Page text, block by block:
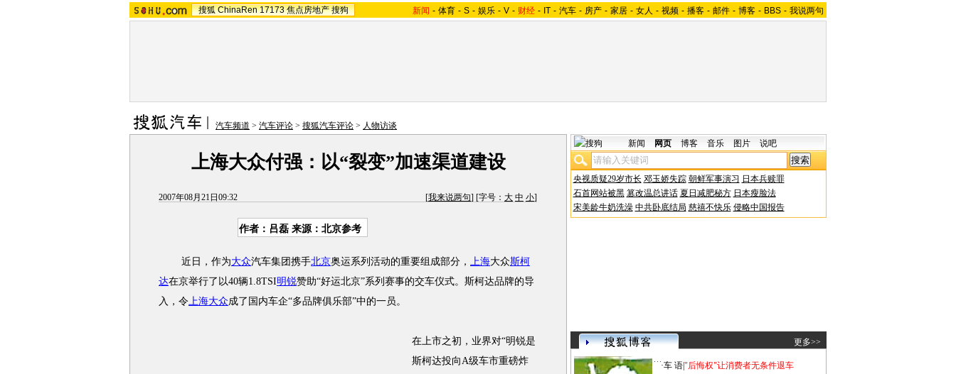
搜狐 ChinaRen 17173 焦点房地产 搜狗 新闻 - 体育 - S - 娱乐 - V - 财经 - IT - 汽车 - 房产 - 家居 - 女人 - 视频 - 播客 - 邮件 - 博客 - BBS - 我说两句
汽车频道 > 汽车评论 > 搜狐汽车评论 > 人物访谈
上海大众付强：以“裂变”加速渠道建设
2007年08月21日09:32 [我来说两句] [字号： 大 中 小]
作者：吕磊 来源：北京参考
近日，作为大众汽车集团携手北京奥运系列活动的重要组成部分， 上海大众斯柯
达在京举行了以40辆1.8TSI明锐赞助“好运北京”系列赛事的交车仪式。斯柯达品牌的导
入，令上海大众成了国内车企“多品牌俱乐部”中的一员。
在上市之初，业界对“明锐是
斯柯达投向A级车市重磅炸
新闻 网页 博客 音乐 图片 说吧
央视质疑29岁市长 邓玉娇失踪 朝鲜军事演习 日本兵赎罪
石首网站被黑 篡改温总讲话 夏日减肥秘方 日本瘦脸法
宋美龄牛奶洗澡 中共卧底结局 慈禧不快乐 侵略中国报告
更多>>
·车 语|"后悔权"让消费者无条件退车